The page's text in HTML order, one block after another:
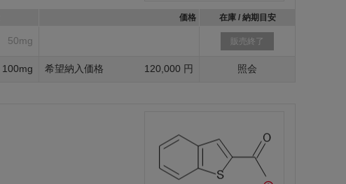
価格 在庫 / 納期目安
50mg 販売終了
100mg 希望納入価格 120,000 円 照会